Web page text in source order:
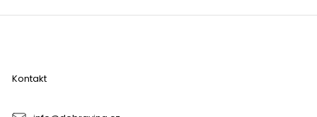
Z
Kontakt